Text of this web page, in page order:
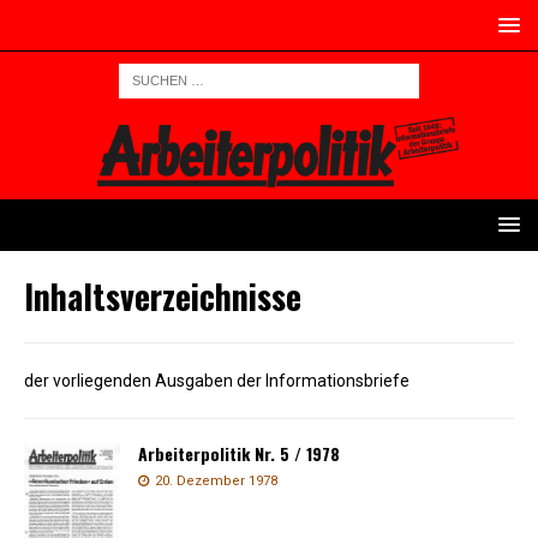
Inhaltsverzeichnisse
der vorliegenden Ausgaben der Informationsbriefe
Arbeiterpolitik Nr. 5 / 1978
20. Dezember 1978